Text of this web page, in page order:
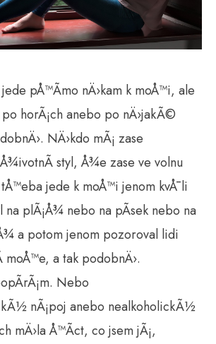
pÅ™Ã­mo nÄ›kam k moÅ™i, ale
horÃ¡ch anebo po nÄ›jakÃ©
NÄ›kdo mÃ¡ zase
styl, Å¾e zase ve volnu
jede k moÅ™i jenom kvÅ¯li
na plÃ¡Å¾ nebo na pÃ­sek nebo na
a potom jenom pozoroval lidi
moÅ™e, a tak podobnÄ›.
Nebo
nÃ¡poj anebo nealkoholickÃ½
mÄ›la Å™Ã­ct, co jsem jÃ¡,